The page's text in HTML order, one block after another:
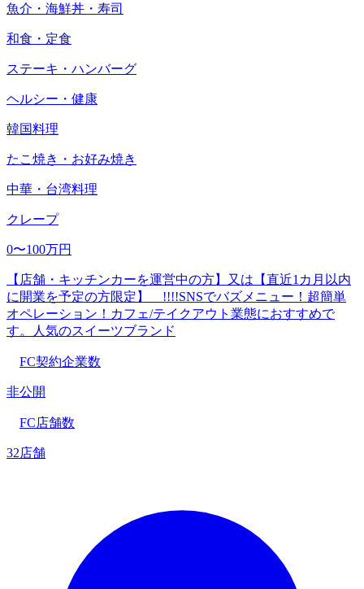
魚介・海鮮丼・寿司
和食・定食
ステーキ・ハンバーグ
ヘルシー・健康
韓国料理
たこ焼き・お好み焼き
中華・台湾料理
クレープ
0〜100万円
【店舗・キッチンカーを運営中の方】又は【直近1カ月以内
に開業を予定の方限定】 !!!!SNSでバズメニュー！超簡単
オペレーション！カフェ/テイクアウト業態におすすめで
す。人気のスイーツブランド
FC契約企業数
非公開
FC店舗数
32店舗